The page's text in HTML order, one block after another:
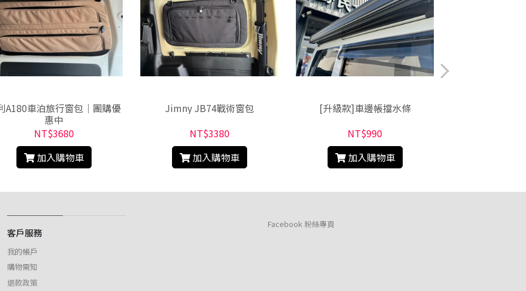
A180車泊旅行窗包｜團購優
惠中
NT$3680
加入購物車
Jimny JB74戰術窗包
NT$3380
加入購物車
[升級款]車邊帳擋水條
NT$990
加入購物車
客戶服務
我的帳戶
購物需知
退款政策
Facebook 粉絲專頁